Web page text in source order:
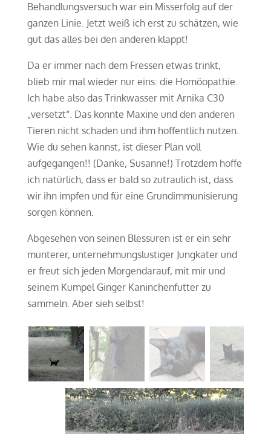
Behandlungsversuch war ein Misserfolg auf der
ganzen Linie. Jetzt weiß ich erst zu schätzen, wie
gut das alles bei den anderen klappt!
Da er immer nach dem Fressen etwas trinkt,
blieb mir mal wieder nur eins: die Homöopathie.
Ich habe also das Trinkwasser mit Arnika C30
„versetzt“. Das konnte Maxine und den anderen
Tieren nicht schaden und ihm hoffentlich nutzen.
Wie du sehen kannst, ist dieser Plan voll
aufgegangen!! (Danke, Susanne!) Trotzdem hoffe
ich natürlich, dass er bald so zutraulich ist, dass
wir ihn impfen und für eine Grundimmunisierung
sorgen können.
Abgesehen von seinen Blessuren ist er ein sehr
munterer, unternehmungslustiger Jungkater und
er freut sich jeden Morgendarauf, mit mir und
seinem Kumpel Ginger Kaninchenfutter zu
sammeln. Aber sieh selbst!